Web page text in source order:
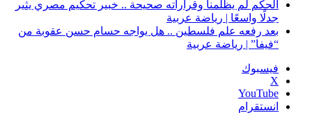
الحكم لم يظلمنا وقراراته صحيحة .. خبير تحكيم مصري يثير
جدلًا واسعًا | رياضة عربية
بعد رفعه علم فلسطين .. هل يواجه حسام حسن عقوبة من
“فيفا” | رياضة عربية
فيسبوك
‫X
‫YouTube
انستقرام